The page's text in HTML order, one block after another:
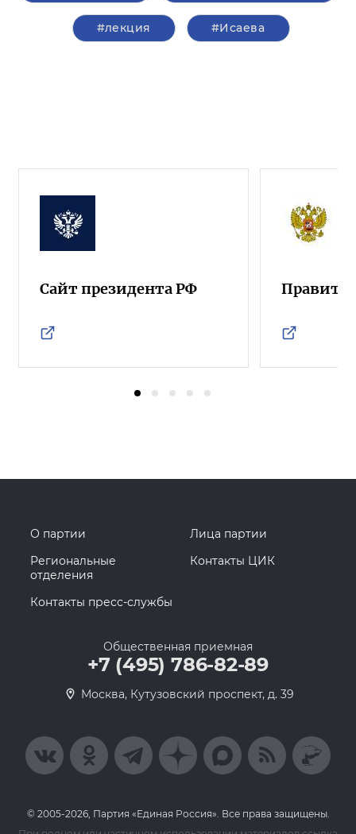
#лекция #Исаева
Сайт президента РФ
О партии
Лица партии
Региональные
отделения
Контакты ЦИК
Контакты пресс-службы
Общественная приемная
+7 (495) 786-82-89
Москва, Кутузовский проспект, д. 39
© 2005-2026, Партия «Единая Россия». Все права защищены.